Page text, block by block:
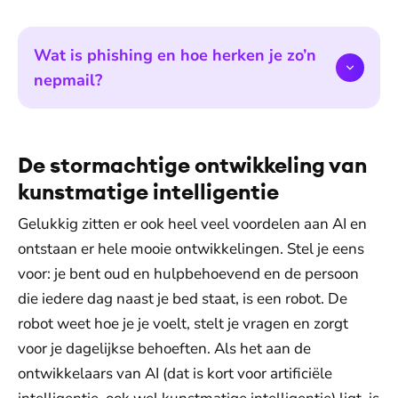
Wat is phishing en hoe herken je zo’n
nepmail?
De stormachtige ontwikkeling van
kunstmatige intelligentie
Gelukkig zitten er ook heel veel voordelen aan AI en
ontstaan er hele mooie ontwikkelingen. Stel je eens
voor: je bent oud en hulpbehoevend en de persoon
die iedere dag naast je bed staat, is een robot. De
robot weet hoe je je voelt, stelt je vragen en zorgt
voor je dagelijkse behoeften. Als het aan de
ontwikkelaars van AI (dat is kort voor artificiële